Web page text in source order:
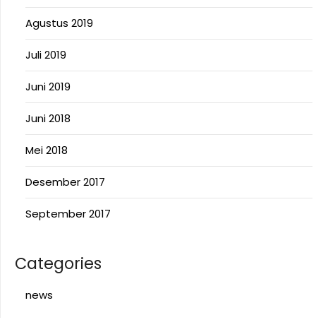
Agustus 2019
Juli 2019
Juni 2019
Juni 2018
Mei 2018
Desember 2017
September 2017
Categories
news